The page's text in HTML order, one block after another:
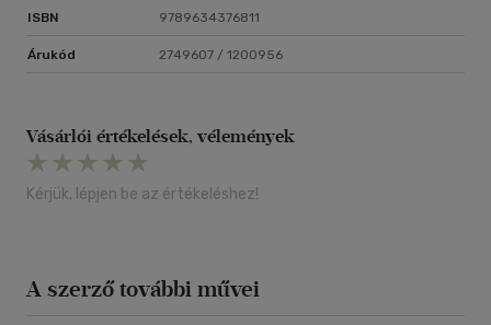
ISBN 9789634376811
Árukód 2749607 / 1200956
Vásárlói értékelések, vélemények
Kérjük, lépjen be az értékeléshez!
A szerző további művei